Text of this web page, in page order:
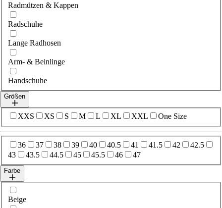
Radmützen & Kappen
Radschuhe
Lange Radhosen
Arm- & Beinlinge
Handschuhe
Größen
Wähle sizes
XXS XS S M L XL XXL One Size
Wähle sizes
36 37 38 39 40 40.5 41 41.5 42
42.5
43
43.5 44.5 45 45.5 46 47
Farbe
Wähle colour
Beige